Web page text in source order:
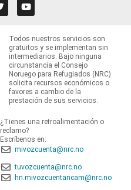
Todos nuestros servicios son
gratuitos y se implementan sin
intermediarios. Bajo ninguna
circunstancia el Consejo
Noruego para Refugiados (NRC)
solicita recursos económicos o
favores a cambio de la
prestación de sus servicios.
¿Tienes una retroalimentación o
reclamo?
Escríbenos en:
mivozcuenta@nrc.no
tuvozcuenta@nrc.no
hn.mivozcuentancam@nrc.no